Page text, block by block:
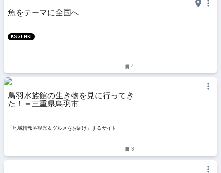
魚をテーマに全国へ
KSGENKI
4
鳥羽水族館の生き物を見に行ってき
た！＝三重県鳥羽市
「地域情報や観光＆グルメをお届け」するサイト
3